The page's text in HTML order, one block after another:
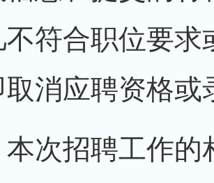
符合职位要
取消应聘资格或
本次招聘工作